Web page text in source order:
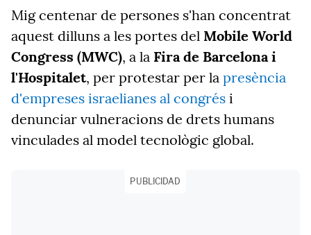
Mig centenar de persones s'han concentrat
aquest dilluns a les portes del Mobile World
Congress (MWC), a la Fira de Barcelona i
l'Hospitalet, per protestar per la presència
d'empreses israelianes al congrés i
denunciar vulneracions de drets humans
vinculades al model tecnològic global.
PUBLICIDAD